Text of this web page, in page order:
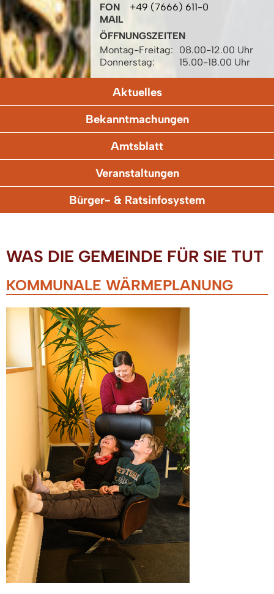
FON
+49 (7666) 611-0
MAIL
ÖFFNUNGSZEITEN
Montag-Freitag:
08.00-12.00 Uhr
Donnerstag:
15.00-18.00 Uhr
Aktuelles
Bekanntmachungen
Amtsblatt
Veranstaltungen
Bürger- & Ratsinfosystem
WAS DIE GEMEINDE FÜR SIE TUT
KOMMUNALE WÄRMEPLANUNG